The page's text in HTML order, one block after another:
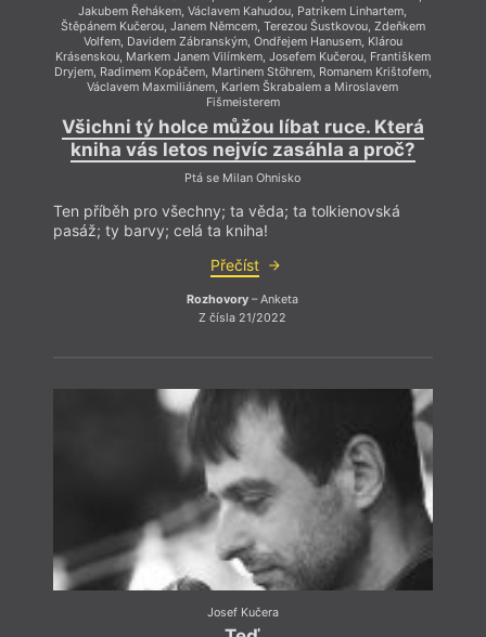
Jakubem Řehákem, Václavem Kahudou, Patrikem Linhartem,
Štěpánem Kučerou, Janem Němcem, Terezou Šustkovou, Zdeňkem
Volfem, Davidem Zábranským, Ondřejem Hanusem, Klárou
Krásenskou, Markem Janem Vilímkem, Josefem Kučerou, Františkem
Dryjem, Radimem Kopáčem, Martinem Stöhrem, Romanem Krištofem,
Václavem Maxmiliánem, Karlem Škrabalem a Miroslavem
Fišmeisterem
Všichni tý holce můžou líbat ruce. Která
kniha vás letos nejvíc zasáhla a proč?
Ptá se Milan Ohnisko
Ten příběh pro všechny; ta věda; ta tolkienovská
pasáž; ty barvy; celá ta kniha!
Přečíst
Rozhovory – Anketa
Z čísla 21/2022
Josef Kučera